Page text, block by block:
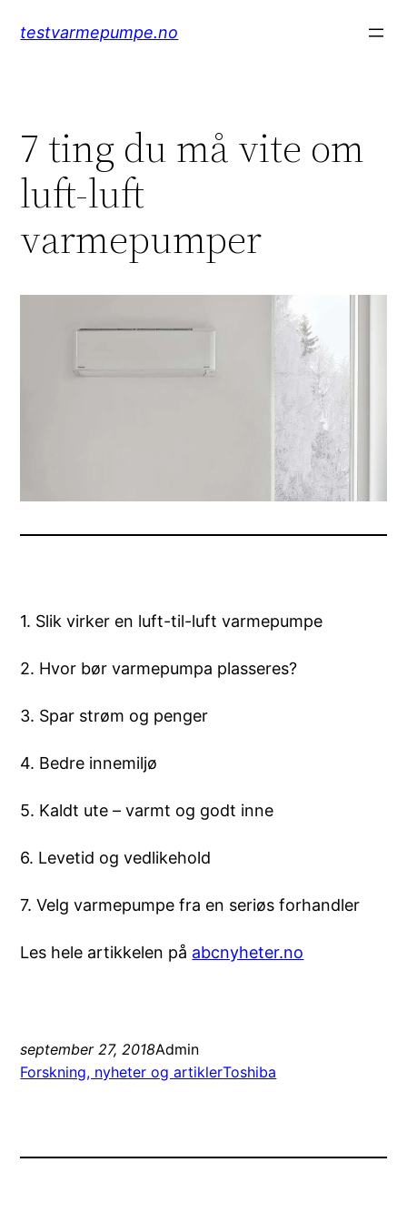
testvarmepumpe.no
7 ting du må vite om
luft-luft
varmepumper
1. Slik virker en luft-til-luft varmepumpe
2. Hvor bør varmepumpa plasseres?
3. Spar strøm og penger
4. Bedre innemiljø
5. Kaldt ute – varmt og godt inne
6. Levetid og vedlikehold
7. Velg varmepumpe fra en seriøs forhandler
Les hele artikkelen på abcnyheter.no
september 27, 2018Admin
Forskning, nyheter og artiklerToshiba